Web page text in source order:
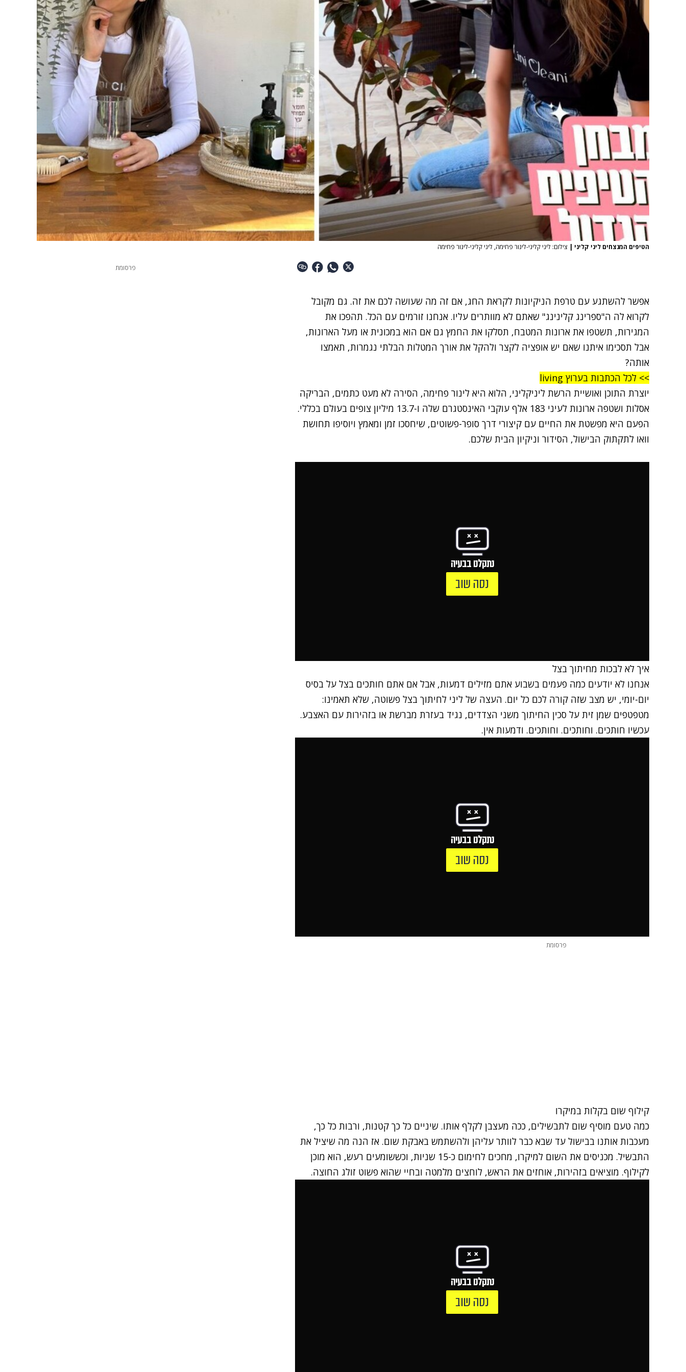
הטיפים המנצחים ליני קליני | צילום: ליני קליני-לינור פחימה, ליני קליני-לינור פחימה
אפשר להשתגע עם טרפת הניקיונות לקראת החג, אם זה מה שעושה לכם את זה. גם מקובל
לקרוא לה ה"ספרינג קלינינג" שאתם לא מוותרים עליו. אנחנו זורמים עם הכל. תהפכו את
המגירות, תשטפו את ארונות המטבח, תסלקו את החמץ גם אם הוא במכונית או מעל הארונות,
אבל תסכימו איתנו שאם יש אופציה לקצר ולהקל את אורך המטלות הבלתי נגמרות, תאמצו
אותה?
>> לכל הכתבות בערוץ living
יוצרת התוכן ואושיית הרשת ליניקליני, הלוא היא לינור פחימה, הסירה לא מעט כתמים, הבריקה
אסלות ושטפה ארונות לעיני 183 אלף עוקבי האינסטגרם שלה ו-13.7 מיליון צופים בעולם בכללי.
הפעם היא מפשטת את החיים עם קיצורי דרך סופר-פשוטים, שיחסכו זמן ומאמץ ויוסיפו תחושת
וואו לתקתוק הבישול, הסידור וניקיון הבית שלכם.
נתקלנו בבעיה
נסה שוב
איך לא לבכות מחיתוך בצל
אנחנו לא יודעים כמה פעמים בשבוע אתם מזילים דמעות, אבל אם אתם חותכים בצל על בסיס
יום-יומי, יש מצב שזה קורה לכם כל יום. העצה של ליני לחיתוך בצל פשוטה, שלא תאמינו:
מטפטפים שמן זית על סכין החיתוך משני הצדדים, נגיד בעזרת מברשת או בזהירות עם האצבע.
עכשיו חותכים. וחותכים. וחותכים. ודמעות אין.
נתקלנו בבעיה
נסה שוב
פרסומת
קילוף שום בקלות במיקרו
כמה טעם מוסיף שום לתבשילים, ככה מעצבן לקלף אותו. שיניים כל כך קטנות, ורבות כל כך,
מעכבות אותנו בבישול עד שבא כבר לוותר עליהן ולהשתמש באבקת שום. אז הנה מה שיציל את
התבשיל. מכניסים את השום למיקרו, מחכים לחימום כ-15 שניות, וכששומעים רעש, הוא מוכן
לקילוף. מוציאים בזהירות, אוחזים את הראש, לוחצים מלמטה ובחיי שהוא פשוט זולג החוצה.
נתקלנו בבעיה
נסה שוב
פרסומת